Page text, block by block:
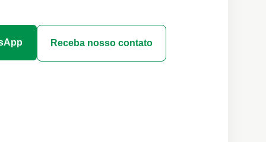
Receba nosso contato